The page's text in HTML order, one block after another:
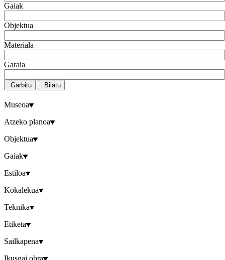
Gaiak
Objektua
Materiala
Garaia
Garbitu Bilatu
Museoa
Atzeko planoa
Objektua
Gaiak
Estiloa
Kokalekua
Teknika
Etiketa
Sailkapena
Ikusgai obra